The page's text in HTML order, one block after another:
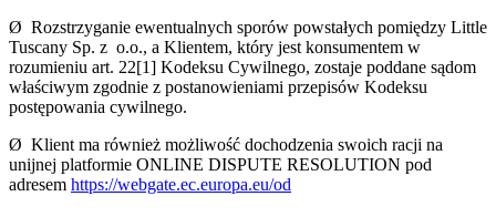
Ø Rozstrzyganie ewentualnych sporów powstałych pomiędzy Little
Tuscany Sp. z o.o., a Klientem, który jest konsumentem w
rozumieniu art. 22[1] Kodeksu Cywilnego, zostaje poddane sądom
właściwym zgodnie z postanowieniami przepisów Kodeksu
postępowania cywilnego.
Ø Klient ma również możliwość dochodzenia swoich racji na
unijnej platformie ONLINE DISPUTE RESOLUTION pod
adresem https://webgate.ec.europa.eu/od